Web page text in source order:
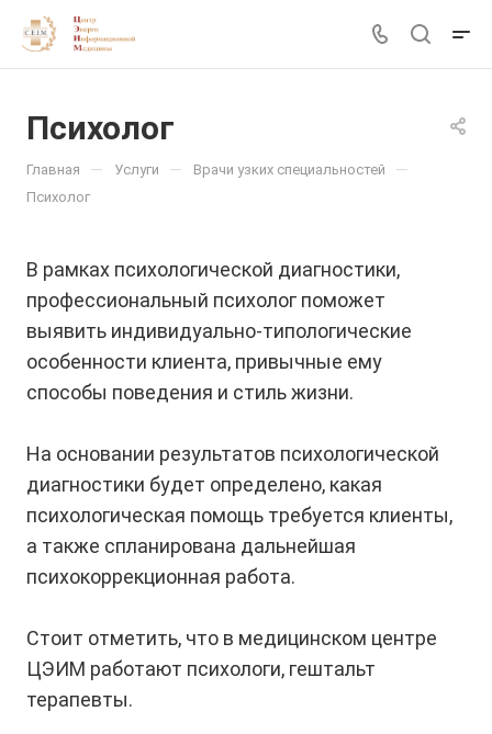
Психолог
Главная — Услуги — Врачи узких специальностей —
Психолог
В рамках психологической диагностики,
профессиональный психолог поможет
выявить индивидуально-типологические
особенности клиента, привычные ему
способы поведения и стиль жизни.
На основании результатов психологической
диагностики будет определено, какая
психологическая помощь требуется клиенты,
а также спланирована дальнейшая
психокоррекционная работа.
Стоит отметить, что в медицинском центре
ЦЭИМ работают психологи, гештальт
терапевты.